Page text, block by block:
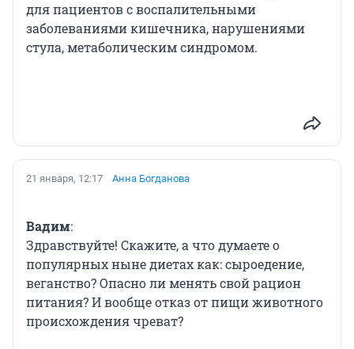
для пациентов с воспалительными
заболеваниями кишечника, нарушениями
стула, метаболическим синдромом.
21 января, 12:17 Анна Богданова
Вадим:
Здравствуйте! Скажите, а что думаете о
популярных ныне диетах как: сыроедение,
веганство? Опасно ли менять свой рацион
питания? И вообще отказ от пищи животного
происхождения чреват?